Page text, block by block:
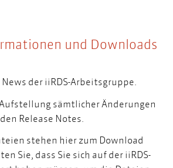
und Downloads
News der iiRDS-Arbeitsgruppe
sämtlicher Änderungen
Release Notes
stehen hier zum Download
Sie, dass Sie sich auf der iiRDS-